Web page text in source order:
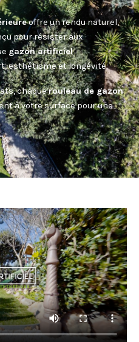
offre un rendu naturel,
pour résister aux
gazon artificiel
esthétisme et longévité.
chaquerouleau de gazon
à votre surface pour une